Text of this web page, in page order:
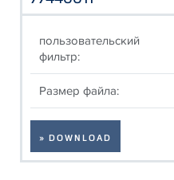
пользовательский
фильтр:
Размер файла:
» DOWNLOAD